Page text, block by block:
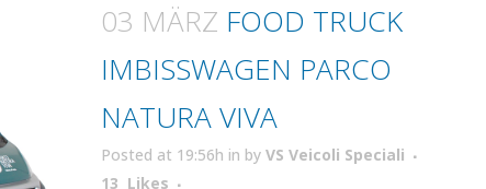
03 MÄRZ FOOD TRUCK
IMBISSWAGEN PARCO
NATURA VIVA
Posted at 19:56h in by VS Veicoli Speciali
13 Likes